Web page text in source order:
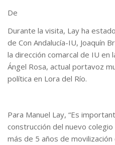
De
Durante la visita, Lay ha
de Con Andalucía-IU, Joaquín
la dirección comarcal de IU en
Ángel Rosa, actual portavoz
política en Lora del Río.
Para Manuel Lay, “Es
construcción del nuevo
más de 5 años de